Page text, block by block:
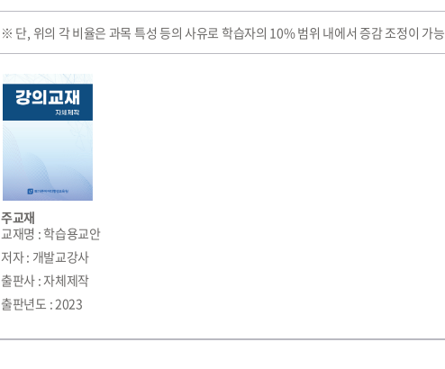
※ 단, 위의 각 비율은 과목 특성 등의 사유로 학습자의 10% 범위 내에서 증감 조정이 가능.
주교재
교재명 : 학습용교안
저자 : 개발교강사
출판사 : 자체제작
출판년도 : 2023